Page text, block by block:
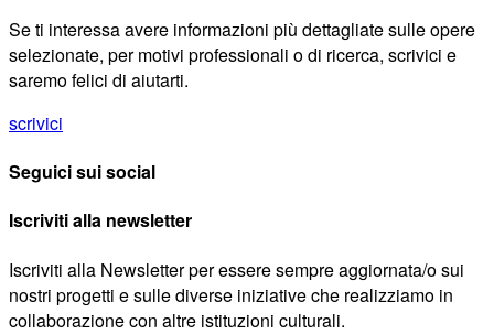
Se ti interessa avere informazioni più dettagliate sulle opere
selezionate, per motivi professionali o di ricerca, scrivici e
saremo felici di aiutarti.
scrivici
Seguici sui social
Iscriviti alla newsletter
Iscriviti alla Newsletter per essere sempre aggiornata/o sui
nostri progetti e sulle diverse iniziative che realizziamo in
collaborazione con altre istituzioni culturali.